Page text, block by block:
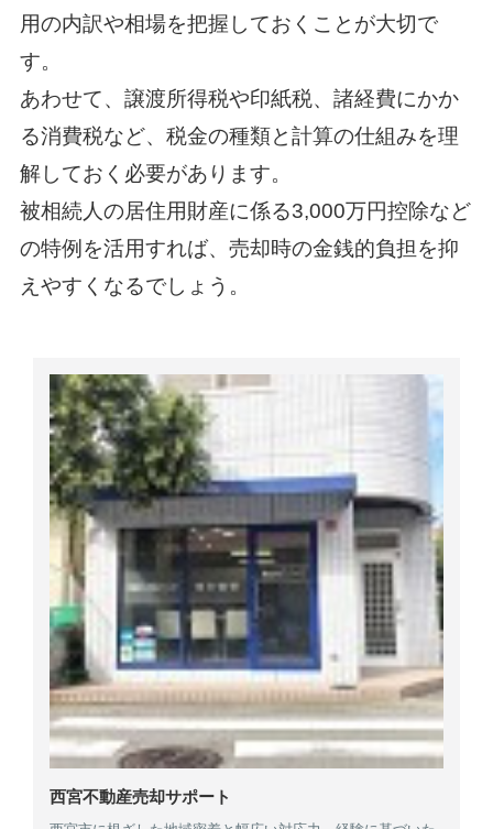
用の内訳や相場を把握しておくことが大切で
す。
あわせて、譲渡所得税や印紙税、諸経費にかか
る消費税など、税金の種類と計算の仕組みを理
解しておく必要があります。
被相続人の居住用財産に係る3,000万円控除など
の特例を活用すれば、売却時の金銭的負担を抑
えやすくなるでしょう。
西宮不動産売却サポート